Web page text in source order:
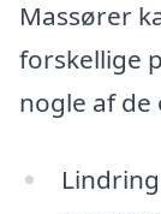
Massører
forskellige
nogle af de